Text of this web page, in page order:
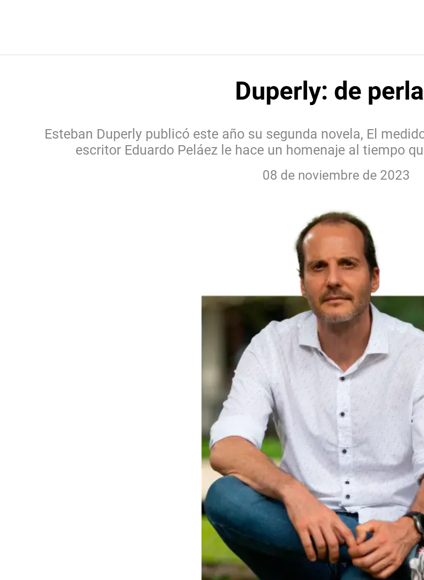
Duperly: de
Esteban Duperly publicó este año su segunda novela, El
escritor Eduardo Peláez le hace un homenaje al tiempo
08 de noviembre de 2023